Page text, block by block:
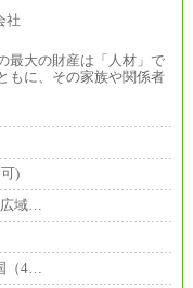
最大の財産は「人材」で
もに、その家族や関係者
)
広域…
（4…